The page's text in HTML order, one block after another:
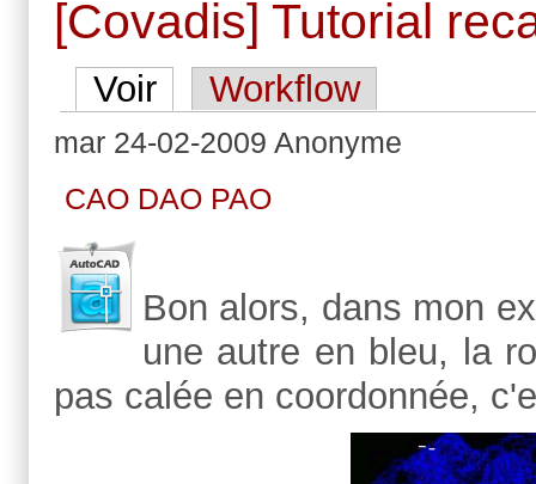
[Covadis] Tutorial
Voir Workflow
mar 24-02-2009 Anonyme
CAO DAO PAO
Bon alors, dans mon
une autre en bleu, la
pas calée en coordonnée,